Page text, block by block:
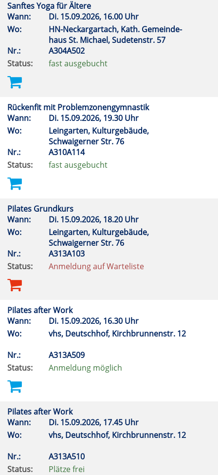
Sanftes Yoga für Ältere
Wann:
Di. 15.09.2026, 16.00 Uhr
Wo:
HN-Neckargartach, Kath. Gemeinde-
haus St. Michael, Sudetenstr. 57
Nr.:
A304A502
Status:
fast ausgebucht
Rückenfit mit Problemzonengymnastik
Wann:
Di. 15.09.2026, 19.30 Uhr
Wo:
Leingarten, Kulturgebäude,
Schwaigerner Str. 76
Nr.:
A310A114
Status:
fast ausgebucht
Pilates Grundkurs
Wann:
Di. 15.09.2026, 18.20 Uhr
Wo:
Leingarten, Kulturgebäude,
Schwaigerner Str. 76
Nr.:
A313A103
Status:
Anmeldung auf Warteliste
Pilates after Work
Wann:
Di. 15.09.2026, 16.30 Uhr
Wo:
vhs, Deutschhof, Kirchbrunnenstr. 12
Nr.:
A313A509
Status:
Anmeldung möglich
Pilates after Work
Wann:
Di. 15.09.2026, 17.45 Uhr
Wo:
vhs, Deutschhof, Kirchbrunnenstr. 12
Nr.:
A313A510
Status:
Plätze frei